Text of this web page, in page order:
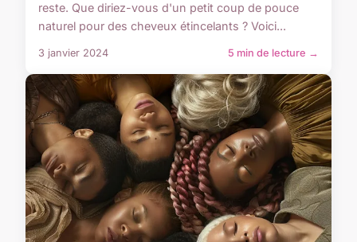
reste. Que diriez-vous d'un petit coup de pouce
naturel pour des cheveux étincelants ? Voici...
3 janvier 2024 5 min de lecture →